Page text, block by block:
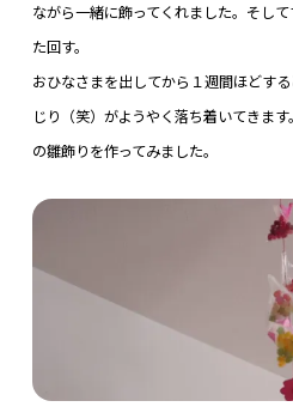
ながら一緒に飾ってくれました。そし
た回す。
おひなさまを出してから１週間ほどす
じり（笑）がようやく落ち着いてきま
の雛飾りを作ってみました。